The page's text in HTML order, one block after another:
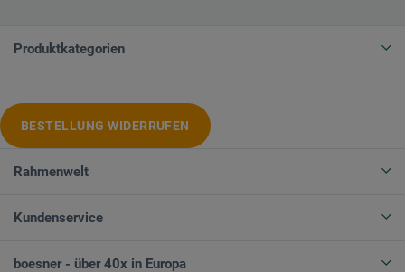
Produktkategorien
BESTELLUNG WIDERRUFEN
Rahmenwelt
Kundenservice
boesner - über 40x in Europa